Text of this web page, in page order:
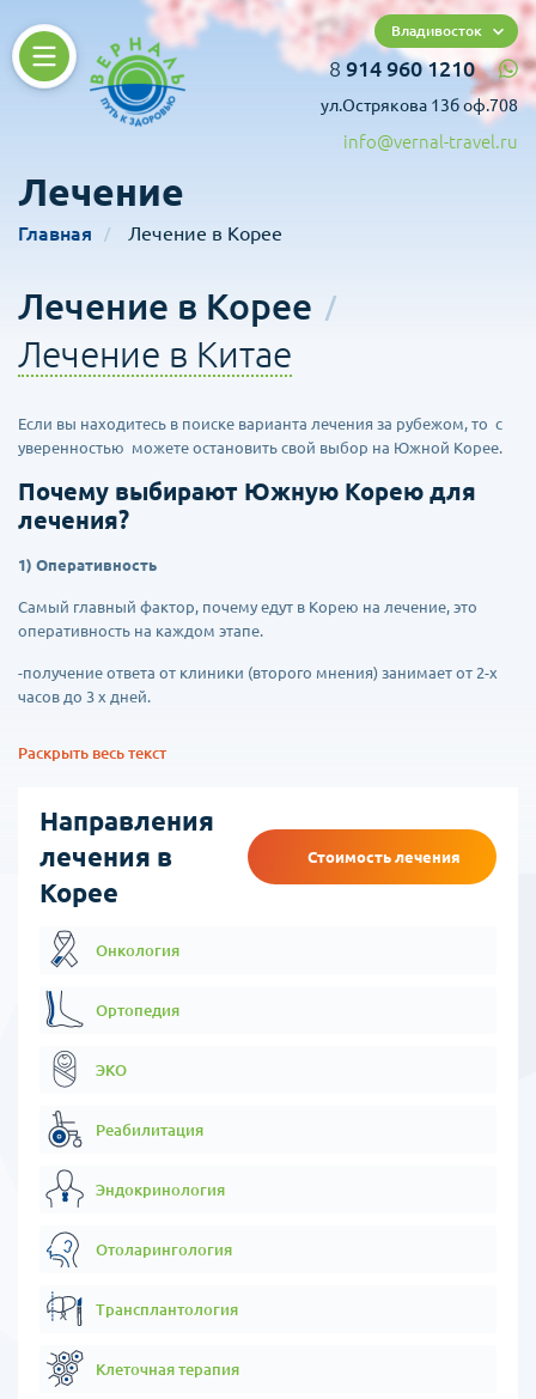
Владивосток
8 914 960 1210
ул.Острякова 13б оф.708
info@vernal-travel.ru
Лечение
Главная Лечение в Корее
Лечение в Корее
Лечение в Китае
Если вы находитесь в поиске варианта лечения за рубежом, то с
уверенностью можете остановить свой выбор на Южной Корее.
Почему выбирают Южную Корею для
лечения?
1) Оперативность
Самый главный фактор, почему едут в Корею на лечение, это
оперативность на каждом этапе.
-получение ответа от клиники (второго мнения) занимает от 2-х
часов до 3 х дней.
- постановка диагноза — в течении 1- 5 рабочих дней (зависит от
- к лечению приступают сразу же после постановки диагноза, без
ожиданий и очередей, нет проблем с наличием лекарственных
препаратов.
Южная Корея, одна из самых продвинутых в технологиях страна.
электронные медицинские карты, здесь уже более 10 лет
используют роботизированную хирургию для проведения мало
инвазивных операций, а при постановке диагноза в некоторых
клиниках применяют искусственный интеллект.
3) Сервис и профессионализм
Южную Корею от других стран. С иностранным пациентом
работает целая команда в которую входят координатор-
переводчик, сопровождающий на каждом шагу,
высокопрофессиональный сестринский состав, ну и конечно
обучение и многочисленные стажировки в Европе и США.
Раскрыть весь текст
Направления
лечения в
Корее
Стоимость лечения
Онкология
Ортопедия
ЭКО
Реабилитация
Эндокринология
Отоларингология
Трансплантология
Клеточная терапия